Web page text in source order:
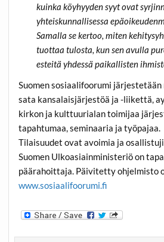
kuinka köyhyyden syyt ovat
yhteiskunnallisessa
Samalla se kertoo, miten
tuottaa tulosta, kun sen avulla
esteitä yhdessä paikallisten
Suomen sosiaalifoorumi
sata kansalaisjärjestöä ja -liikettä,
kirkon ja kulttuurialan toimijaa
tapahtumaa, seminaaria ja työpajaa.
Tilaisuudet ovat avoimia ja
Suomen Ulkoasiainministeriö on
päärahoittaja. Päivitetty ohjelmisto
www.sosiaalifoorumi.fi